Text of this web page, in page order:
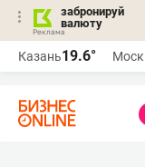
забронируй
валюту
Казань19.6°